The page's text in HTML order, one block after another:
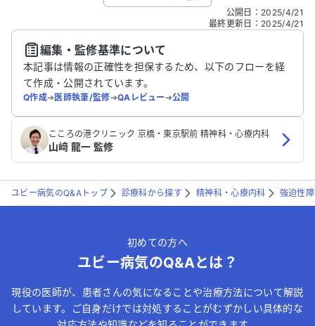
こちらは送信専用のフォームです。氏名やご自身の病気の詳細な
送信する
公開日 ： 2025/4/21
最終更新日 ： 2025/4/21
編集・監修基準について
本記事は情報の正確性を担保するため、以下のフローを経
て作成・公開されています。
Q作成➔医師執筆/監修➔QAレビュー➔公開
こころの港クリニック 京橋・東京駅前 精神科・心療内科
山﨑 龍一 監修
ユビー病気のQ&Aトップ 診療科から探す 精神科・心療内科 強迫性
初めての方へ
ユビー病気のQ&Aとは？
現役の医師が、患者さんの気になることや治療方法について解説
しています。ご自身だけでは対処することがむずかしい具体的な